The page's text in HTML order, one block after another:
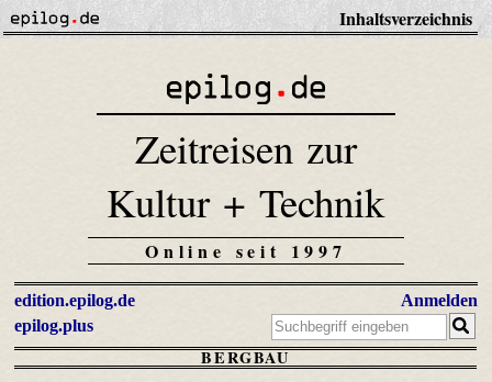
Inhaltsverzeichnis
Zeitreisen zur
Kultur + Technik
Online seit 1997
edition.epilog.de
epilog.plus
Anmelden
BERGBAU